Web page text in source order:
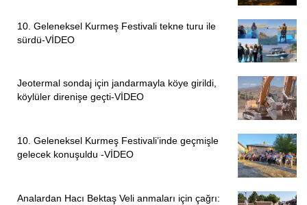
10. Geleneksel Kurmeş Festivali tekne turu ile
sürdü-VİDEO
Jeotermal sondaj için jandarmayla köye girildi,
köylüler direnişe geçti-VİDEO
10. Geleneksel Kurmeş Festivali’inde geçmişle
gelecek konuşuldu -VİDEO
Analardan Hacı Bektaş Veli anmaları için çağrı: